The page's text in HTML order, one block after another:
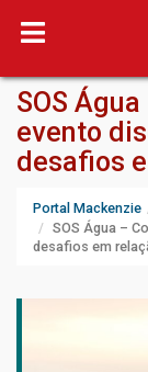
SOS
evento
desafios
Portal Mackenzie
SOS Água –
desafios em